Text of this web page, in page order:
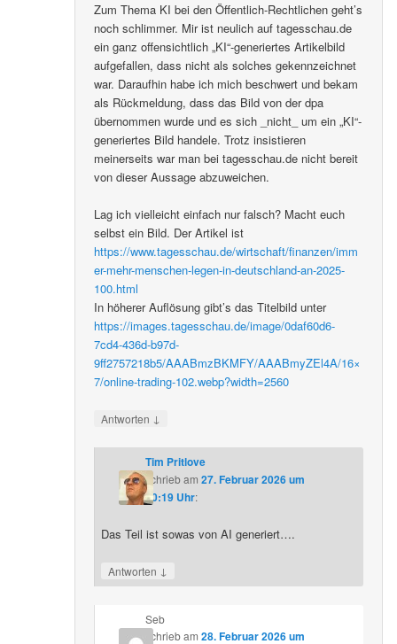
Zum Thema KI bei den Öffentlich-Rechtlichen geht’s
noch schlimmer. Mir ist neulich auf tagesschau.de
ein ganz offensichtlich „KI“-generiertes Artikelbild
aufgefallen, dass nicht als solches gekennzeichnet
war. Daraufhin habe ich mich beschwert und bekam
als Rückmeldung, dass das Bild von der dpa
übernommen wurde und es sich _nicht_ um ein „KI“-
generiertes Bild handele. Trotz insistieren
meinerseits war man bei tagesschau.de nicht bereit
von dieser Aussage abzuweichen.
Lag ich vielleicht einfach nur falsch? Macht euch
selbst ein Bild. Der Artikel ist
https://www.tagesschau.de/wirtschaft/finanzen/imm
er-mehr-menschen-legen-in-deutschland-an-2025-
100.html
In höherer Auflösung gibt’s das Titelbild unter
https://images.tagesschau.de/image/0daf60d6-
7cd4-436d-b97d-
9ff2757218b5/AAABmzBKMFY/AAABmyZEl4A/16×
7/online-trading-102.webp?width=2560
Antworten ↓
Tim Pritlove
schriebam 27. Februar 2026 um
20:19 Uhr:
Das Teil ist sowas von AI generiert….
Antworten ↓
Seb
schriebam 28. Februar 2026 um